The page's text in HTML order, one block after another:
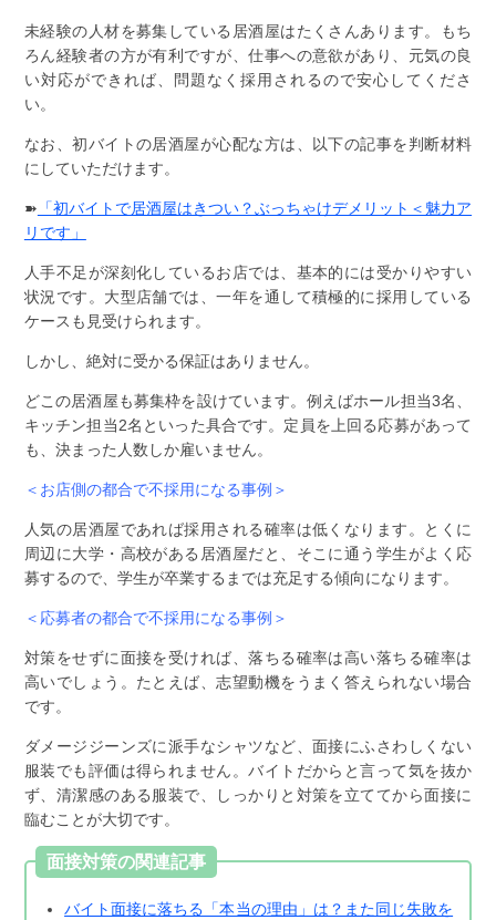
未経験の人材を募集している居酒屋はたくさんあります。もち
ろん経験者の方が有利ですが、仕事への意欲があり、元気の良
い対応ができれば、問題なく採用されるので安心してくださ
い。
なお、初バイトの居酒屋が心配な方は、以下の記事を判断材料
にしていただけます。
➽ 「初バイトで居酒屋はきつい？ぶっちゃけデメリット＜魅力ア
リです」
人手不足が深刻化しているお店では、基本的には受かりやすい
状況です。大型店舗では、一年を通して積極的に採用している
ケースも見受けられます。
しかし、絶対に受かる保証はありません。
どこの居酒屋も募集枠を設けています。例えばホール担当3名、
キッチン担当2名といった具合です。定員を上回る応募があって
も、決まった人数しか雇いません。
＜お店側の都合で不採用になる事例＞
人気の居酒屋であれば採用される確率は低くなります。とくに
周辺に大学・高校がある居酒屋だと、そこに通う学生がよく応
募するので、学生が卒業するまでは充足する傾向になります。
＜応募者の都合で不採用になる事例＞
対策をせずに面接を受ければ、落ちる確率は高い落ちる確率は
高いでしょう。たとえば、志望動機をうまく答えられない場合
です。
ダメージジーンズに派手なシャツなど、面接にふさわしくない
服装でも評価は得られません。バイトだからと言って気を抜か
ず、清潔感のある服装で、しっかりと対策を立ててから面接に
臨むことが大切です。
面接対策の関連記事
バイト面接に落ちる「本当の理由」は？また同じ失敗を